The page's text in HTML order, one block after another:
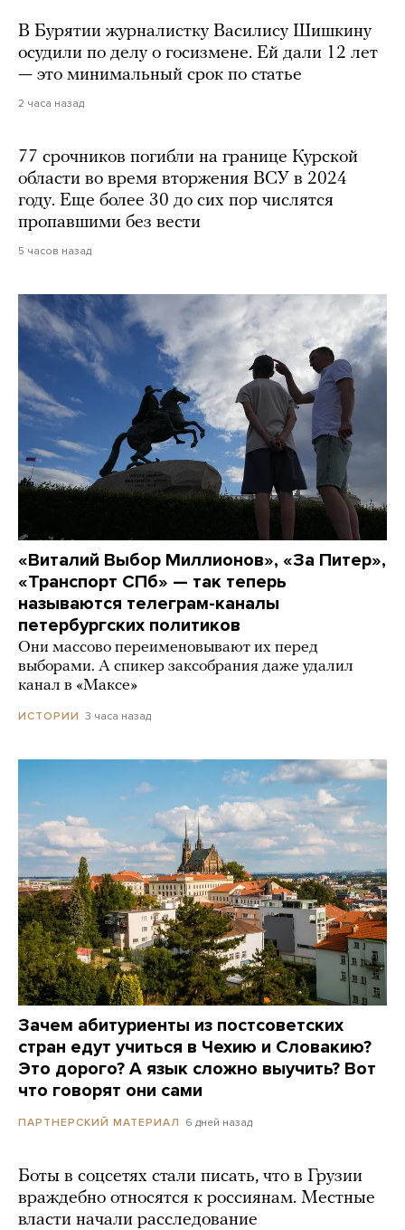
В Бурятии журналистку Василису Шишкину
осудили по делу о госизмене. Ей дали 12 лет
— это минимальный срок по статье
2 часа назад
77 срочников погибли на границе Курской
области во время вторжения ВСУ в 2024
году. Еще более 30 до сих пор числятся
пропавшими без вести
5 часов назад
«Виталий Выбор Миллионов», «За Питер»,
«Транспорт СПб» — так теперь
называются телеграм-каналы
петербургских политиков
Они массово переименовывают их перед
выборами. А спикер заксобрания даже удалил
канал в «Максе»
ИСТОРИИ 3 часа назад
Зачем абитуриенты из постсоветских
стран едут учиться в Чехию и Словакию?
Это дорого? А язык сложно выучить? Вот
что говорят они сами
ПАРТНЕРСКИЙ МАТЕРИАЛ 6 дней назад
Боты в соцсетях стали писать, что в Грузии
враждебно относятся к россиянам. Местные
власти начали расследование